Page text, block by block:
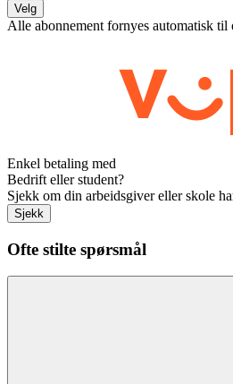
Velg
Alle abonnement fornyes automatisk
Enkel betaling med
Bedrift eller student?
Sjekk om din arbeidsgiver eller skole
Sjekk
Ofte stilte spørsmål